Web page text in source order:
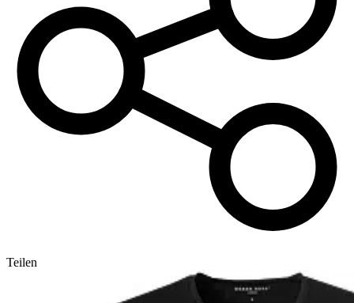
Teilen